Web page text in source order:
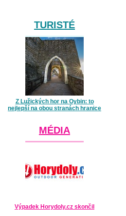
TURISTÉ
Z Lužických hor na Oybin: to
nejlepší na obou stranách hranice
MÉDIA
Výpadek Horydoly.cz skončil